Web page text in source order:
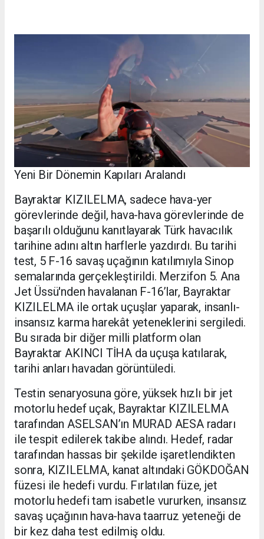
Yeni Bir Dönemin Kapıları Aralandı
Bayraktar KIZILELMA, sadece hava-yer
görevlerinde değil, hava-hava görevlerinde de
başarılı olduğunu kanıtlayarak Türk havacılık
tarihine adını altın harflerle yazdırdı. Bu tarihi
test, 5 F-16 savaş uçağının katılımıyla Sinop
semalarında gerçekleştirildi. Merzifon 5. Ana
Jet Üssü'nden havalanan F-16’lar, Bayraktar
KIZILELMA ile ortak uçuşlar yaparak, insanlı-
insansız karma harekât yeteneklerini sergiledi.
Bu sırada bir diğer milli platform olan
Bayraktar AKINCI TİHA da uçuşa katılarak,
tarihi anları havadan görüntüledi.
Testin senaryosuna göre, yüksek hızlı bir jet
motorlu hedef uçak, Bayraktar KIZILELMA
tarafından ASELSAN’ın MURAD AESA radarı
ile tespit edilerek takibe alındı. Hedef, radar
tarafından hassas bir şekilde işaretlendikten
sonra, KIZILELMA, kanat altındaki GÖKDOĞAN
füzesi ile hedefi vurdu. Fırlatılan füze, jet
motorlu hedefi tam isabetle vururken, insansız
savaş uçağının hava-hava taarruz yeteneği de
bir kez daha test edilmiş oldu.